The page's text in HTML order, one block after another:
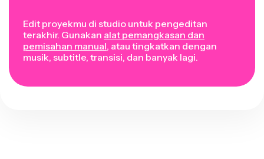
Edit proyekmu di studio untuk pengeditan
terakhir. Gunakan alat pemangkasan dan
pemisahan manual, atau tingkatkan dengan
musik, subtitle, transisi, dan banyak lagi.